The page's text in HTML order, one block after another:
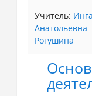
Учитель: Инга
Анатольевна
Рогушина